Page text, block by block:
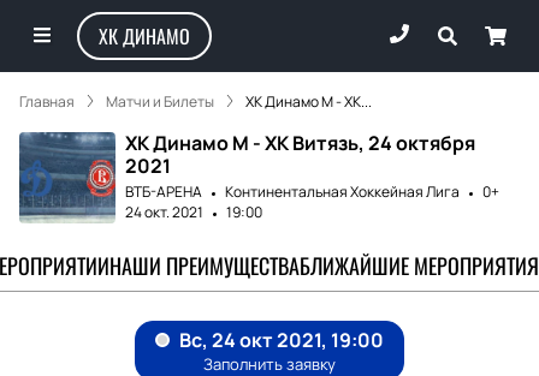
ХК ДИНАМО
Главная Матчи и Билеты ХК Динамо М - ХК...
ХК Динамо М - ХК Витязь, 24 октября
2021
ВТБ-АРЕНА Континентальная Хоккейная Лига
0+
24 окт. 2021
19:00
НАШИ ПРЕИМУЩЕСТВАБЛИЖАЙШИЕ МЕРОПРИЯТИЯ